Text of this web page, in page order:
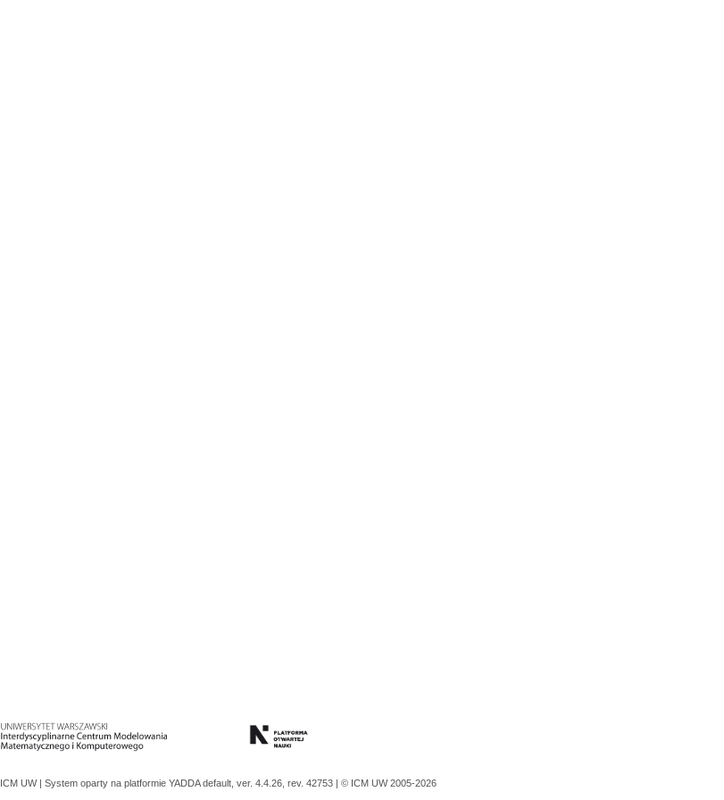
ICM UW | System oparty na platformie YADDAdefault, ver. 4.4.26, rev. 42753 | © ICM UW 2005-2026